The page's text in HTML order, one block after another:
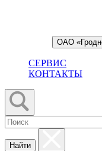
ОАО
СЕРВИС
КОНТАКТЫ
Найти